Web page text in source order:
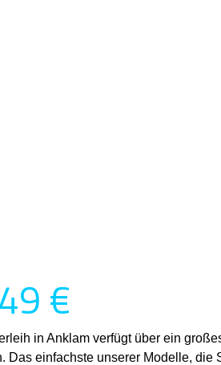
€
in Anklam verfügt über ein
einfachste unserer Modelle, die